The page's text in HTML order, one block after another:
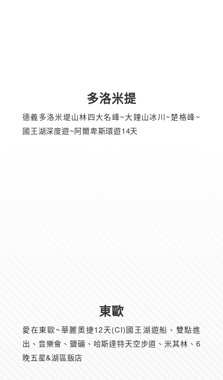
多洛米提
德義多洛米堤山林四大名峰~大鐘山冰川~楚格峰~
國王湖深度遊~阿爾卑斯環遊14天
東歐
愛在東歐~華麗奧捷12天(CI)國王湖遊船、雙點進
出、音樂會、鹽礦、哈斯達特天空步道、米其林、6
晚五星&湖區飯店